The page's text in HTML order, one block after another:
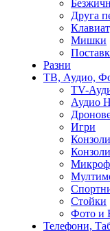
Друга
Мишки
Разни
ТВ, Аудио,
TV-
Аудио
Игри
Стойки
Фото и
Телефони,